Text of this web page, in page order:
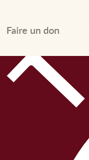
Faire un don